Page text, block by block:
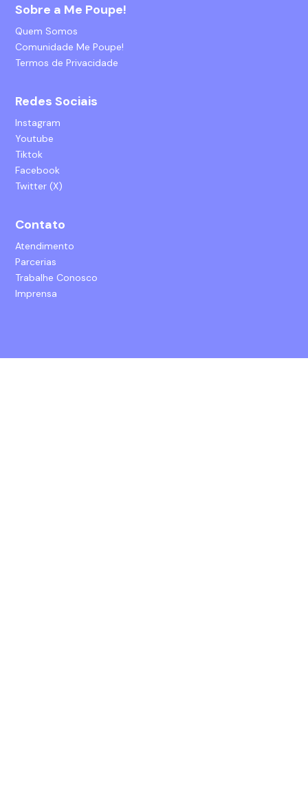
Sobre a Me Poupe!
Quem Somos
Comunidade Me Poupe!
Termos de Privacidade
Redes Sociais
Instagram
Youtube
Tiktok
Facebook
Twitter (X)
Contato
Atendimento
Parcerias
Trabalhe Conosco
Imprensa